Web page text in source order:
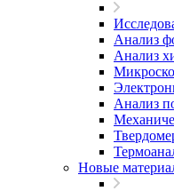
Анализ
Анализ
Анализ
Новые